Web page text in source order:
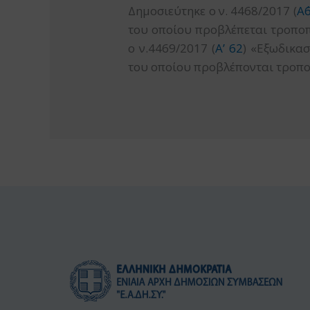
Δημοσιεύτηκε ο ν. 4468/2017 (
του οποίου προβλέπεται
ο ν.4469/2017 (Α’ 62)
του οποίου προβλέπονται